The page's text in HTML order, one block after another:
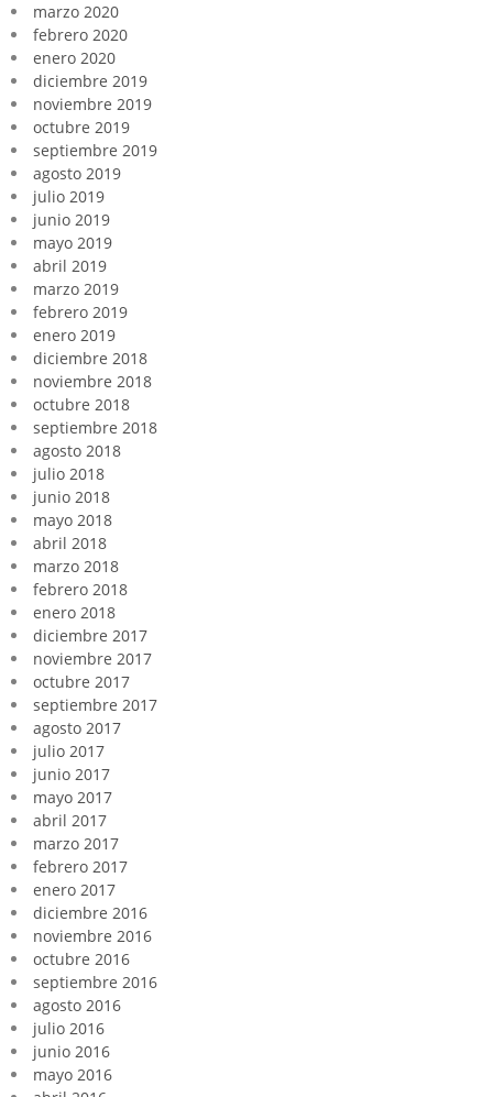
marzo 2020
febrero 2020
enero 2020
diciembre 2019
noviembre 2019
octubre 2019
septiembre 2019
agosto 2019
julio 2019
junio 2019
mayo 2019
abril 2019
marzo 2019
febrero 2019
enero 2019
diciembre 2018
noviembre 2018
octubre 2018
septiembre 2018
agosto 2018
julio 2018
junio 2018
mayo 2018
abril 2018
marzo 2018
febrero 2018
enero 2018
diciembre 2017
noviembre 2017
octubre 2017
septiembre 2017
agosto 2017
julio 2017
junio 2017
mayo 2017
abril 2017
marzo 2017
febrero 2017
enero 2017
diciembre 2016
noviembre 2016
octubre 2016
septiembre 2016
agosto 2016
julio 2016
junio 2016
mayo 2016